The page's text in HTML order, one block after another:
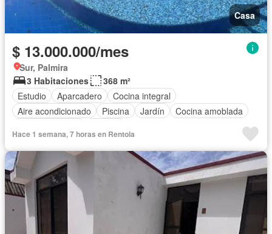
Casa
$ 13.000.000/mes
Sur, Palmira
3 Habitaciones
368 m²
Estudio
Aparcadero
Cocina integral
Aire acondicionado
Piscina Jardín
Cocina amoblada
Hace 1 semana, 7 horas en Rentola